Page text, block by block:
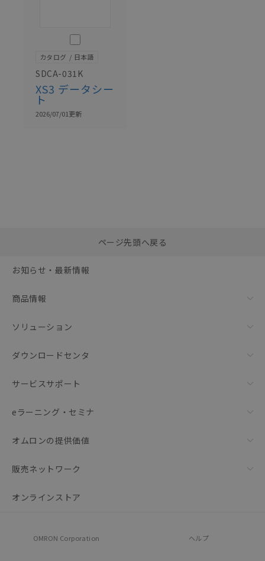
このカタログを選択
カタログ 日本語
SDCA-031K
XS3 データシー
ト
2026/07/01更新
括ダウンロード
ページ先頭へ戻る
お知らせ・最新情報
商品情報
ソリューション
ダウンロードセンタ
サービスサポート
eラーニング・セミナ
オムロンの提供価値
販売ネットワーク
オンラインストア
OMRON Corporation ヘルプ